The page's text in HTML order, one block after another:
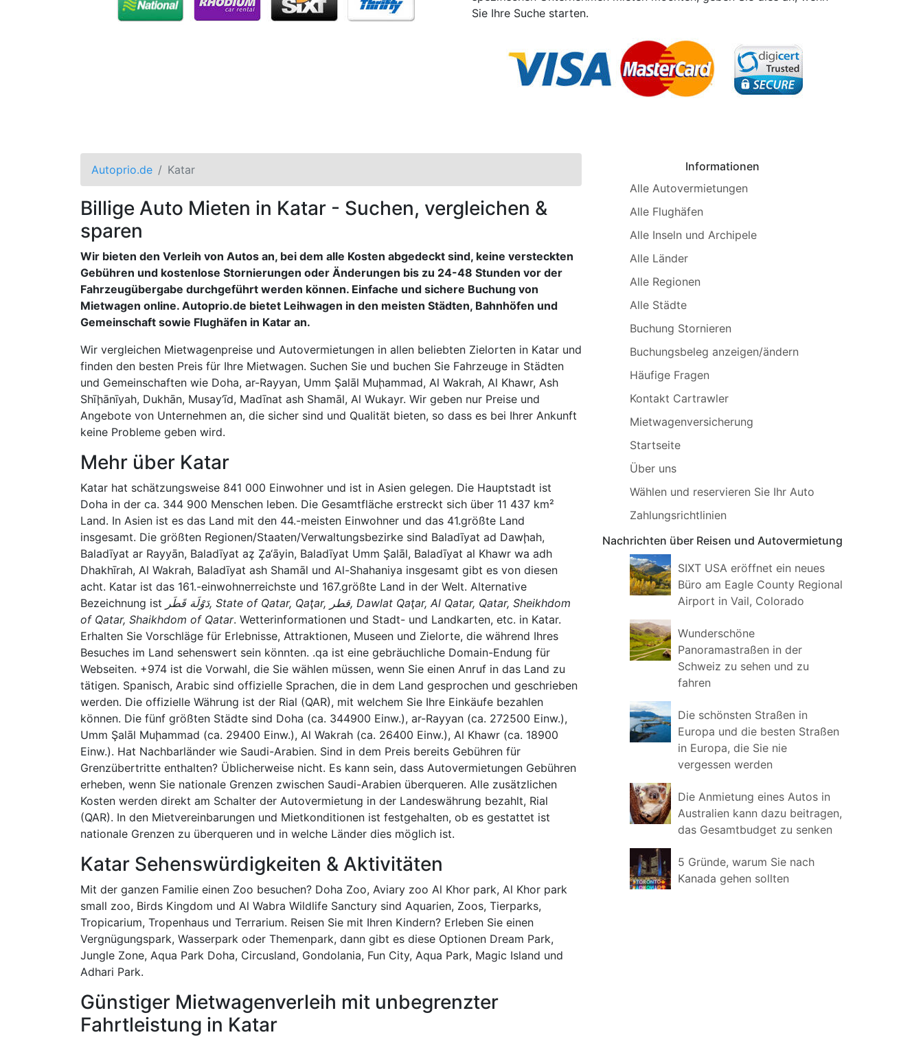
Sie Ihre Suche starten.
Autoprio.de Katar
Billige Auto Mieten in Katar - Suchen, vergleichen &
sparen
Wir bieten den Verleih von Autos an, bei dem alle Kosten abgedeckt sind, keine versteckten
Gebühren und kostenlose Stornierungen oder Änderungen bis zu 24-48 Stunden vor der
Fahrzeugübergabe durchgeführt werden können. Einfache und sichere Buchung von
Mietwagen online. Autoprio.de bietet Leihwagen in den meisten Städten, Bahnhöfen und
Gemeinschaft sowie Flughäfen in Katar an.
Wir vergleichen Mietwagenpreise und Autovermietungen in allen beliebten Zielorten in Katar und
finden den besten Preis für Ihre Mietwagen. Suchen Sie und buchen Sie Fahrzeuge in Städten
und Gemeinschaften wie Doha, ar-Rayyan, Umm Şalāl Muḩammad, Al Wakrah, Al Khawr, Ash
Shīḩānīyah, Dukhān, Musay‘īd, Madīnat ash Shamāl, Al Wukayr. Wir geben nur Preise und
Angebote von Unternehmen an, die sicher sind und Qualität bieten, so dass es bei Ihrer Ankunft
keine Probleme geben wird.
Mehr über Katar
Katar hat schätzungsweise 841 000 Einwohner und ist in Asien gelegen. Die Hauptstadt ist
Doha in der ca. 344 900 Menschen leben. Die Gesamtfläche erstreckt sich über 11 437 km²
Land. In Asien ist es das Land mit den 44.-meisten Einwohner und das 41.größte Land
insgesamt. Die größten Regionen/Staaten/Verwaltungsbezirke sind Baladīyat ad Dawḩah,
Baladīyat ar Rayyān, Baladīyat az̧ Z̧a‘āyin, Baladīyat Umm Şalāl, Baladīyat al Khawr wa adh
Dhakhīrah, Al Wakrah, Baladīyat ash Shamāl und Al-Shahaniya insgesamt gibt es von diesen
acht. Katar ist das 161.-einwohnerreichste und 167.größte Land in der Welt. Alternative
Bezeichnung ist دَوْلَة قَطَر, State of Qatar, Qaţar, قطر, Dawlat Qaţar, Al Qatar, Qatar, Sheikhdom
of Qatar, Shaikhdom of Qatar. Wetterinformationen und Stadt- und Landkarten, etc. in Katar.
Erhalten Sie Vorschläge für Erlebnisse, Attraktionen, Museen und Zielorte, die während Ihres
Besuches im Land sehenswert sein könnten. .qa ist eine gebräuchliche Domain-Endung für
Webseiten. +974 ist die Vorwahl, die Sie wählen müssen, wenn Sie einen Anruf in das Land zu
tätigen. Spanisch, Arabic sind offizielle Sprachen, die in dem Land gesprochen und geschrieben
werden. Die offizielle Währung ist der Rial (QAR), mit welchem Sie Ihre Einkäufe bezahlen
können. Die fünf größten Städte sind Doha (ca. 344900 Einw.), ar-Rayyan (ca. 272500 Einw.),
Umm Şalāl Muḩammad (ca. 29400 Einw.), Al Wakrah (ca. 26400 Einw.), Al Khawr (ca. 18900
Einw.). Hat Nachbarländer wie Saudi-Arabien. Sind in dem Preis bereits Gebühren für
Grenzübertritte enthalten? Üblicherweise nicht. Es kann sein, dass Autovermietungen Gebühren
erheben, wenn Sie nationale Grenzen zwischen Saudi-Arabien überqueren. Alle zusätzlichen
Kosten werden direkt am Schalter der Autovermietung in der Landeswährung bezahlt, Rial
(QAR). In den Mietvereinbarungen und Mietkonditionen ist festgehalten, ob es gestattet ist
nationale Grenzen zu überqueren und in welche Länder dies möglich ist.
Katar Sehenswürdigkeiten & Aktivitäten
Mit der ganzen Familie einen Zoo besuchen? Doha Zoo, Aviary zoo Al Khor park, Al Khor park
small zoo, Birds Kingdom und Al Wabra Wildlife Sanctury sind Aquarien, Zoos, Tierparks,
Tropicarium, Tropenhaus und Terrarium. Reisen Sie mit Ihren Kindern? Erleben Sie einen
Vergnügungspark, Wasserpark oder Themenpark, dann gibt es diese Optionen Dream Park,
Jungle Zone, Aqua Park Doha, Circusland, Gondolania, Fun City, Aqua Park, Magic Island und
Adhari Park.
Günstiger Mietwagenverleih mit unbegrenzter
Fahrtleistung in Katar
Informationen
Alle Autovermietungen
Alle Flughäfen
Alle Inseln und Archipele
Alle Länder
Alle Regionen
Alle Städte
Buchung Stornieren
Buchungsbeleg anzeigen/ändern
Häufige Fragen
Kontakt Cartrawler
Mietwagenversicherung
Startseite
Über uns
Wählen und reservieren Sie Ihr Auto
Zahlungsrichtlinien
Nachrichten über Reisen und Autovermietung
SIXT USA eröffnet ein neues
Büro am Eagle County Regional
Airport in Vail, Colorado
Wunderschöne
Panoramastraßen in der
Schweiz zu sehen und zu
fahren
Die schönsten Straßen in
Europa und die besten Straßen
in Europa, die Sie nie
vergessen werden
Die Anmietung eines Autos in
Australien kann dazu beitragen,
das Gesamtbudget zu senken
5 Gründe, warum Sie nach
Kanada gehen sollten